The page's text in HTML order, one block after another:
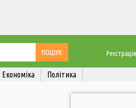
Реєстрація
Економіка Політика